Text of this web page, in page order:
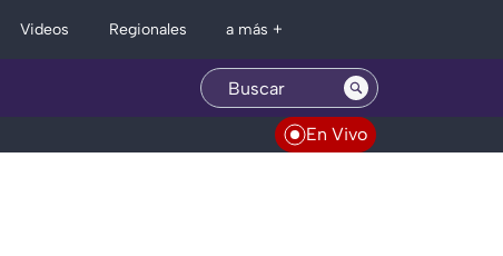
Videos Regionales a más +
En Vivo